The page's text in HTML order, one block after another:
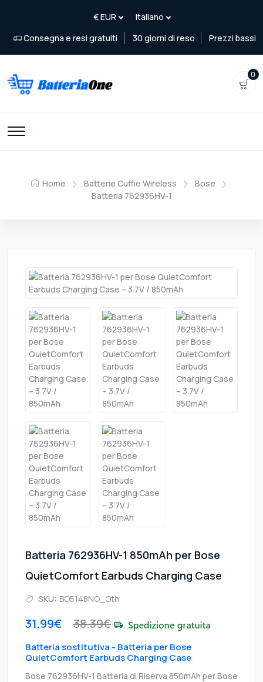
Consegna e resi gratuiti 30 giorni di reso Prezzi bassi
0
Home Batterie Cuffie Wireless
Bose
Batteria 762936HV-1
Batteria 762936HV-1 850mAh per Bose
QuietComfort Earbuds Charging Case
SKU: BO5148NO_Oth
31.99€ 38.39€
Batteria sostitutiva - Batteria per Bose
QuietComfort Earbuds Charging Case
Bose 762936HV-1 Batteria di Riserva 850mAh per Bose